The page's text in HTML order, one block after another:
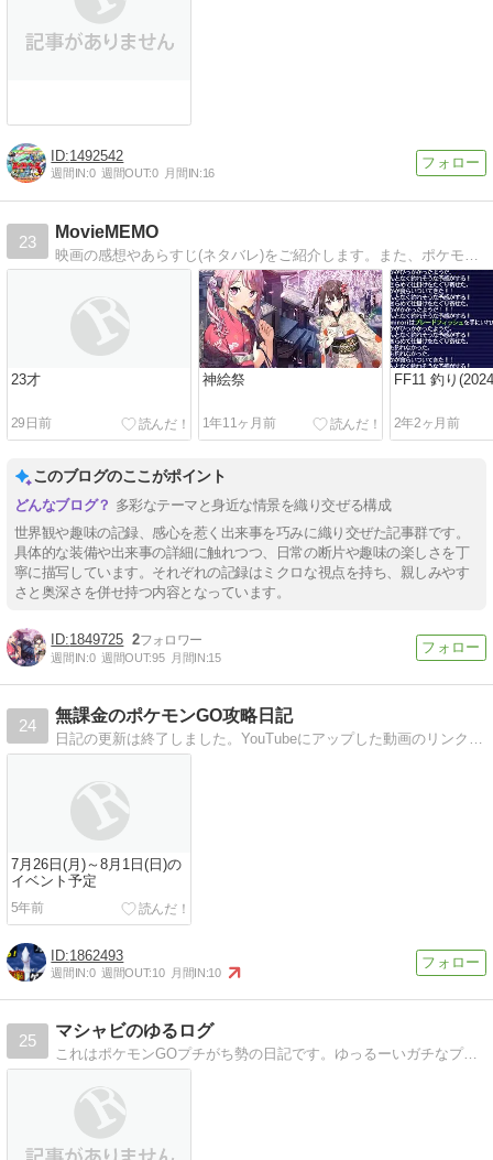
1492542
週間IN:0 週間OUT:0 月間IN:16
23
MovieMEMO
23才
29日前
神絵祭
1年11ヶ月前
FF11 釣り
2年2ヶ月前
このブログのここがポイント
多彩なテーマと身近な情景を織り交ぜる構成
世界観や趣味の記録、感心を惹く出来事を巧みに織り交ぜた記事群です。
具体的な装備や出来事の詳細に触れつつ、日常の断片や趣味の楽しさを丁
寧に描写しています。それぞれの記録はミクロな視点を持ち、親しみやす
さと奥深さを併せ持つ内容となっています。
1849725 2
週間IN:0 週間OUT:95 月間IN:15
24
無課金のポケモンGO攻略日記
日記の更新は終了しました。YouTubeにアップした動画のリンクだけ置いていきます。
7月26日(月)～8月1日(日)の
イベント予定
5年前
1862493
週間IN:0 週間OUT:10 月間IN:10
25
マシャビのゆるログ
これはポケモンGOプチがち勢の日記です。ゆっるーいガチなプレイをお楽しみください。